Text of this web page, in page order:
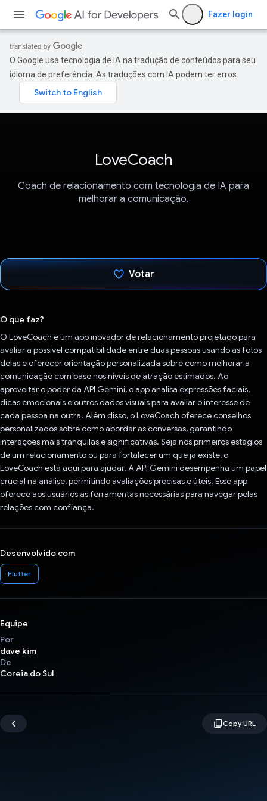
Fazer login
O Google usa tecnologia de IA na tradução de conteúdos para seu
idioma de preferência. As traduções com IA podem ter erros.
LoveCoach
Coach de relacionamento com tecnologia de IA para
melhorar a comunicação.
Votar
O que faz?
O LoveCoach é um app inovador de relacionamento projetado para
avaliar a possível compatibilidade entre duas pessoas usando as fotos
delas e oferecer orientação personalizada sobre como melhorar a
comunicação com base nos níveis de atração estimados. Ao
aproveitar o poder da API Gemini, o app analisa expressões faciais,
dicas emocionais e outros dados visuais para avaliar o interesse de
cada pessoa na outra. Além disso, o LoveCoach oferece conselhos
personalizados sobre como abordar as conversas, garantindo
interações mais tranquilas e significativas. Seja nos primeiros estágios
de um relacionamento ou para fortalecer um que já existe, o
LoveCoach está aqui para ajudar. A API Gemini desempenha um papel
crucial na análise, permitindo avaliações precisas e úteis. Esse app
oferece aos usuários as ferramentas necessárias para navegar pelas
relações com confiança.
Desenvolvido com
Flutter
Equipe
Por
dave kim
De
Coreia do Sul